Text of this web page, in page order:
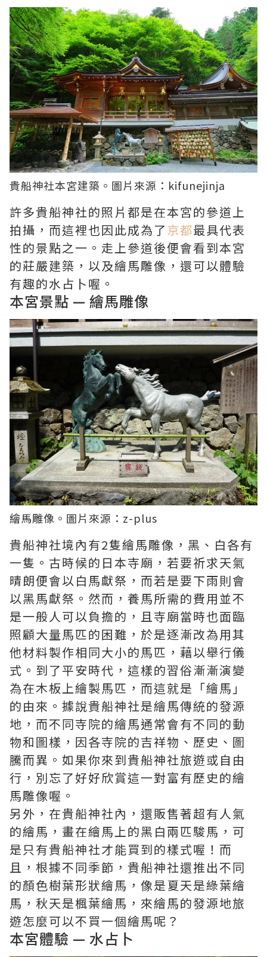
貴船神社本宮建築。圖片來源： kifunejinja
許多貴船神社的照片都是在本宮的參道上
拍攝，而這裡也因此成為了京都最具代表
性的景點之一。走上參道後便會看到本宮
的莊嚴建築，以及繪馬雕像，還可以體驗
有趣的水占卜喔。
本宮景點 — 繪馬雕像
繪馬雕像。圖片來源： z-plus
貴船神社境內有2隻繪馬雕像，黑、白各有
一隻。古時候的日本寺廟，若要祈求天氣
晴朗便會以白馬獻祭，而若是要下雨則會
以黑馬獻祭。然而，養馬所需的費用並不
是一般人可以負擔的，且寺廟當時也面臨
照顧大量馬匹的困難，於是逐漸改為用其
他材料製作相同大小的馬匹，藉以舉行儀
式。到了平安時代，這樣的習俗漸漸演變
為在木板上繪製馬匹，而這就是「繪馬」
的由來。據說貴船神社是繪馬傳統的發源
地，而不同寺院的繪馬通常會有不同的動
物和圖樣，因各寺院的吉祥物、歷史、圖
騰而異。如果你來到貴船神社旅遊或自由
行，別忘了好好欣賞這一對富有歷史的繪
馬雕像喔。
另外，在貴船神社內，還販售著超有人氣
的繪馬，畫在繪馬上的黑白兩匹駿馬，可
是只有貴船神社才能買到的樣式喔！而
且，根據不同季節，貴船神社還推出不同
的顏色樹葉形狀繪馬，像是夏天是綠葉繪
馬，秋天是楓葉繪馬，來繪馬的發源地旅
遊怎麼可以不買一個繪馬呢？
本宮體驗 — 水占卜